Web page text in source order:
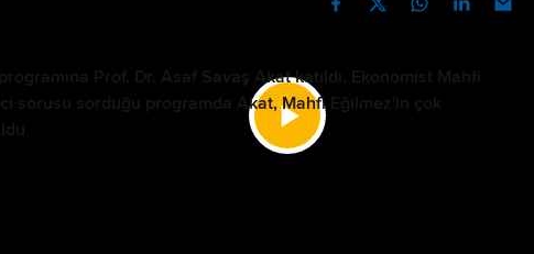
Videoyu
Prof. Dr. Asaf Savaş Akat katıldı. Ekonomist Mahfi
sorusu sorduğu programda Akat, Mahfi Eğilmez'in çok